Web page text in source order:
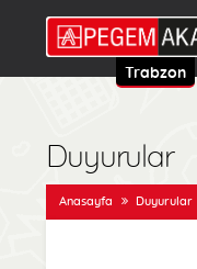
Trabzon
Duyurular
Anasayfa Duyurular